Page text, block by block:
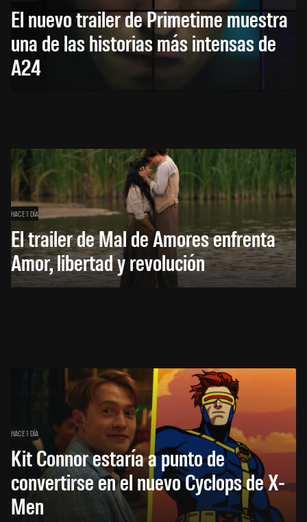
El nuevo trailer de Primetime muestra
una de las historias más intensas de
A24
HACE 1 DÍA
El trailer de Mal de Amores enfrenta
Amor, libertad y revolución
HACE 1 DÍA
Kit Connor estaría a punto de
convertirse en el nuevo Cyclops de X-
Men